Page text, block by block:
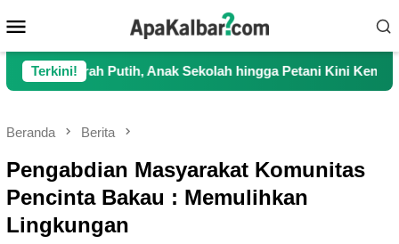
ke
kontenMobile
Terkini!
Anak Sekolah hingga Petani Kini Kembali Lancar
Beranda Berita
Pengabdian Masyarakat Komunitas
Pencinta Bakau : Memulihkan
Lingkungan